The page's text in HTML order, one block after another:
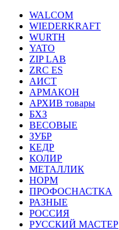
WALCOM
WIEDERKRAFT
WURTH
YATO
ZIP LAB
ZRC ES
АИСТ
АРМАКОН
АРХИВ товары
БХЗ
ВЕСОВЫЕ
ЗУБР
КЕДР
КОЛИР
МЕТАЛЛИК
НОРМ
ПРОФОСНАСТКА
РАЗНЫЕ
РОССИЯ
РУССКИЙ МАСТЕР